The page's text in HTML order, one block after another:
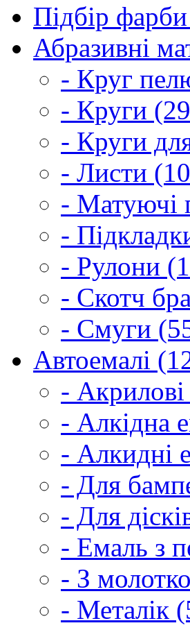
Підбір
Абразивні
- Круг
- Круги
- Круги
- Листи
- Матуючі
-
- Рулони
- Скотч
- Смуги
Автоемалі
-
- Алкідна
- Алкидні
- Для
- Для
- Емаль з
- З
- Металік